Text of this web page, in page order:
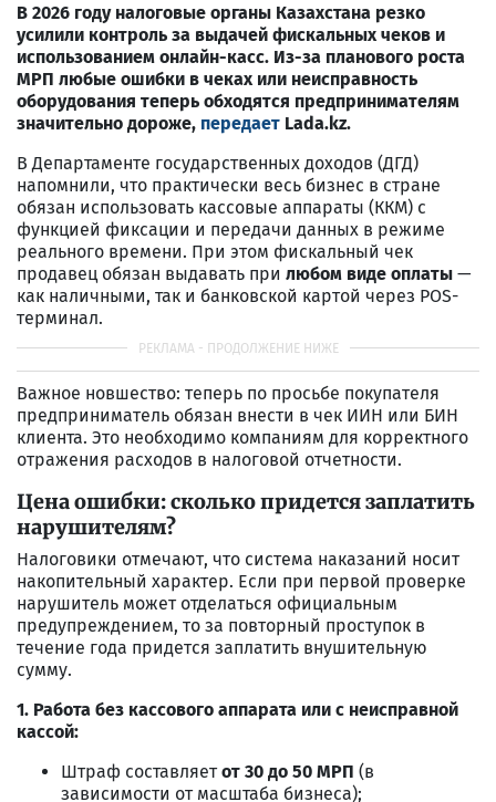
В 2026 году налоговые органы Казахстана резко
усилили контроль за выдачей фискальных чеков и
использованием онлайн-касс. Из-за планового роста
МРП любые ошибки в чеках или неисправность
оборудования теперь обходятся предпринимателям
значительно дороже, передает Lada.kz.
В Департаменте государственных доходов (ДГД)
напомнили, что практически весь бизнес в стране
обязан использовать кассовые аппараты (ККМ) с
функцией фиксации и передачи данных в режиме
реального времени. При этом фискальный чек
продавец обязан выдавать при любом виде оплаты —
как наличными, так и банковской картой через POS-
терминал.
Важное новшество: теперь по просьбе покупателя
предприниматель обязан внести в чек ИИН или БИН
клиента. Это необходимо компаниям для корректного
отражения расходов в налоговой отчетности.
Цена ошибки: сколько придется заплатить
нарушителям?
Налоговики отмечают, что система наказаний носит
накопительный характер. Если при первой проверке
нарушитель может отделаться официальным
предупреждением, то за повторный проступок в
течение года придется заплатить внушительную
сумму.
1. Работа без кассового аппарата или с неисправной
кассой:
Штраф составляетот 30 до 50 МРП (в
зависимости от масштаба бизнеса);